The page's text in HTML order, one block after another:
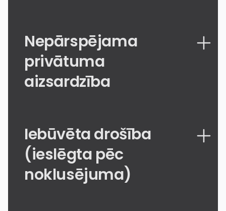
Nepārspējama
privātuma
aizsardzība
Iebūvēta drošība
(ieslēgta pēc
noklusējuma)